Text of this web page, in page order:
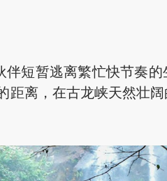
暂逃离繁忙快节奏的
离，在古龙峡天然壮